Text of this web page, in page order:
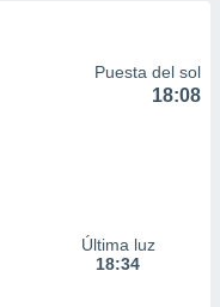
Puesta del sol
18:08
Última luz
18:34